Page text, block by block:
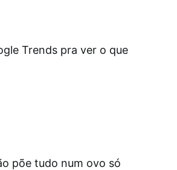
Trends pra ver o que
põe tudo num ovo só